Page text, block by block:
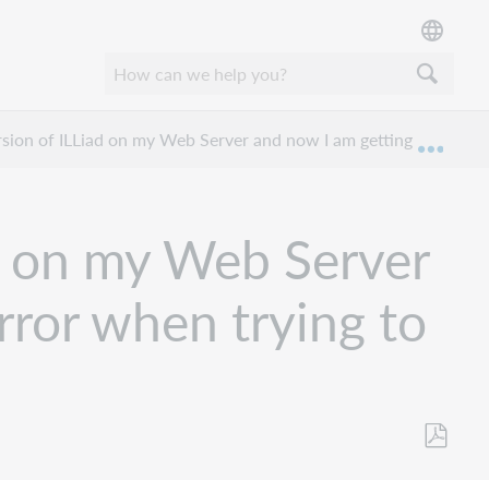
of ILLiad on my Web Server and now I am getting an
my Web Server
when trying to